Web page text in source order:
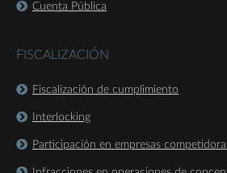
Cuenta Pública
FISCALIZACIÓN
Fiscalización de cumplimiento
Interlocking
Participación en empresas